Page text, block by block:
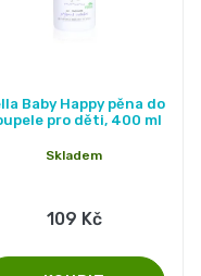
Baby Happy pěna do
pro děti, 400 ml
Skladem
109 Kč